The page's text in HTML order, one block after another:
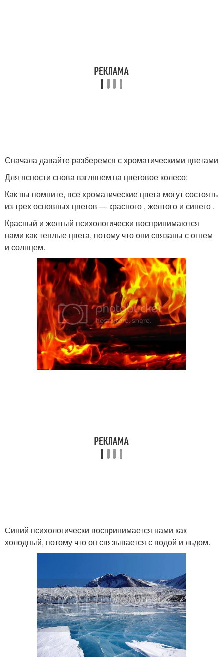
Сначала давайте разберемся с хроматическими цветами
Для ясности снова взглянем на цветовое колесо:
Как вы помните, все хроматические цвета могут состоять
из трех основных цветов — красного , желтого и синего .
Красный и желтый психологически воспринимаются
нами как теплые цвета, потому что они связаны с огнем
и солнцем.
Синий психологически воспринимается нами как
холодный, потому что он связывается с водой и льдом.